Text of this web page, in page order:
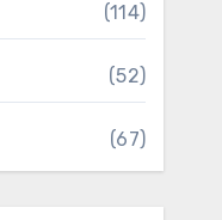
(114)
(52)
(67)